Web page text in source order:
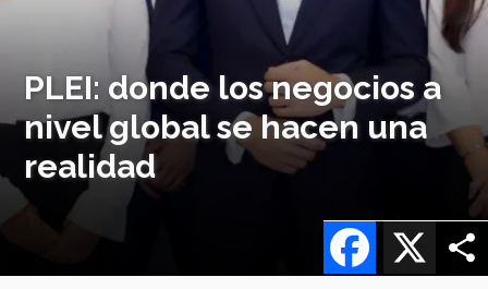
PLEI: donde los negocios a
nivel global se hacen una
realidad
X
Facebook